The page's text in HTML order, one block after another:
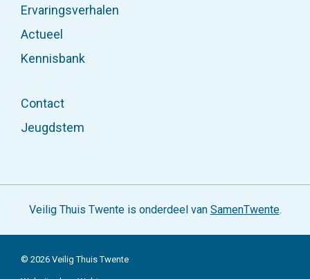
Ervaringsverhalen
Actueel
Kennisbank
Contact
Jeugdstem
Veilig Thuis Twente is onderdeel van SamenTwente.
© 2026 Veilig Thuis Twente